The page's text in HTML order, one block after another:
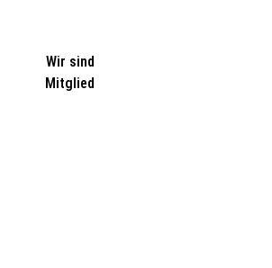
Wir sind
Mitglied